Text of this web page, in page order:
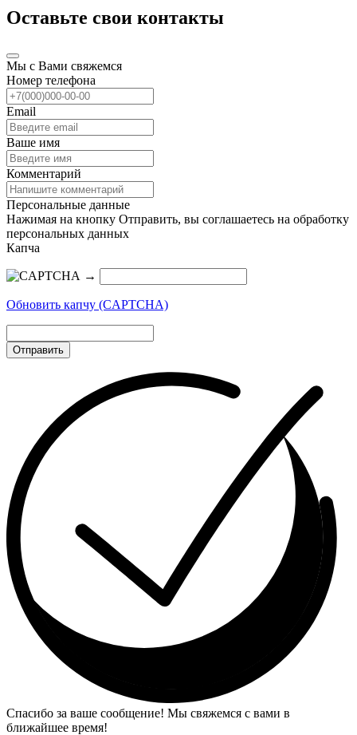
Оставьте свои контакты
Мы с Вами свяжемся
Номер телефона
Email
Ваше имя
Комментарий
Персональные данные
Нажимая на кнопку Отправить, вы соглашаетесь на обработку
персональных данных
Капча
→
Обновить капчу (CAPTCHA)
Отправить
Спасибо за ваше сообщение! Мы свяжемся с вами в
ближайшее время!